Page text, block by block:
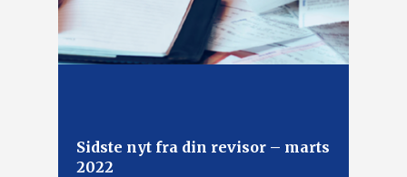
Sidste nyt fra din revisor – marts
2022